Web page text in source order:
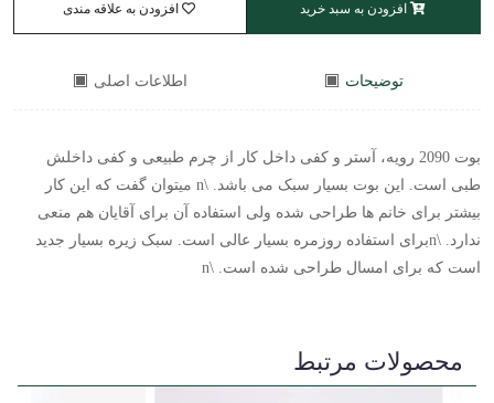
افزودن به سبد خرید افزودن به علاقه مندی
توضیحات اطلاعات اصلی
بوت 2090 رویه، آستر و کفی داخل کار از چرم طبیعی و کفی داخلش
طبی است. این بوت بسیار سبک می باشد. \n میتوان گفت که این کار
بیشتر برای خانم ها طراحی شده ولی استفاده آن برای آقایان هم منعی
ندارد. \nبرای استفاده روزمره بسیار عالی است. سبک زیره بسیار جدید
است که برای امسال طراحی شده است. \n
محصولات مرتبط